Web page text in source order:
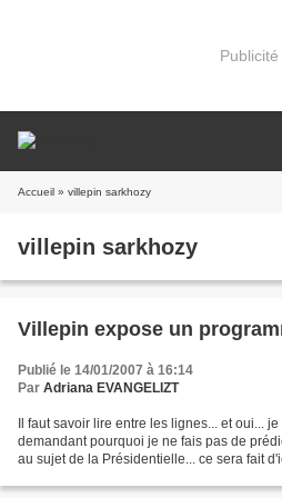
Publicité
Accueil » villepin sarkhozy
villepin sarkhozy
Villepin expose un
Publié le 14/01/2007 à 16:14
Par Adriana EVANGELIZT
Il faut savoir lire entre les lignes... et oui...
demandant pourquoi je ne fais pas de
au sujet de la Présidentielle... ce sera fait